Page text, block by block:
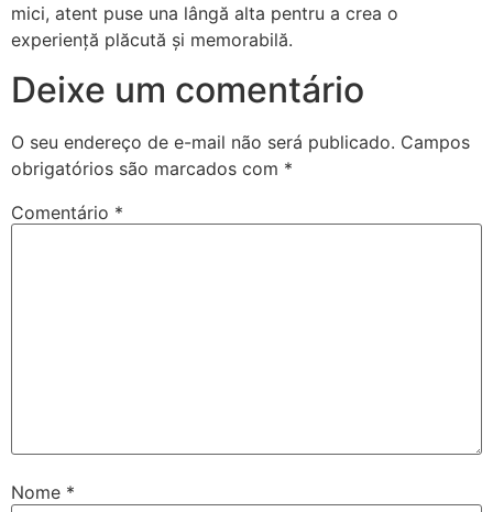
mici, atent puse una lângă alta pentru a crea o
experiență plăcută și memorabilă.
Deixe um comentário
O seu endereço de e-mail não será publicado. Campos
obrigatórios são marcados com *
Comentário *
Nome *